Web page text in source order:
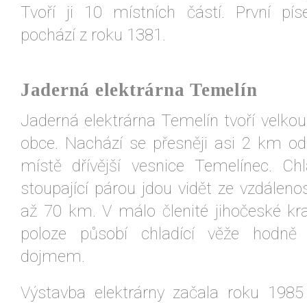
Tvoří ji 10 místních částí. První
pochází z roku 1381.
Jaderná elektrárna Temelín
Jaderná elektrárna Temelín tvoří
obce. Nachází se přesněji asi 2 km
místě dřívější vesnice Temelínec.
stoupající párou jdou vidět ze
až 70 km. V málo členité jihočeské
poloze působí chladící věže hodně
dojmem.
Výstavba elektrárny začala roku